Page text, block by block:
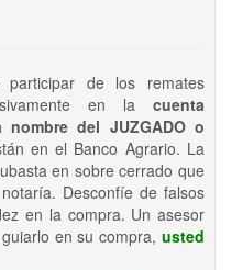
de los remates
en la cuenta
nombre del JUZGADO o
en el Banco Agrario. La
en sobre cerrado que
Desconfíe de falsos
en la compra. Un asesor
en su compra, usted